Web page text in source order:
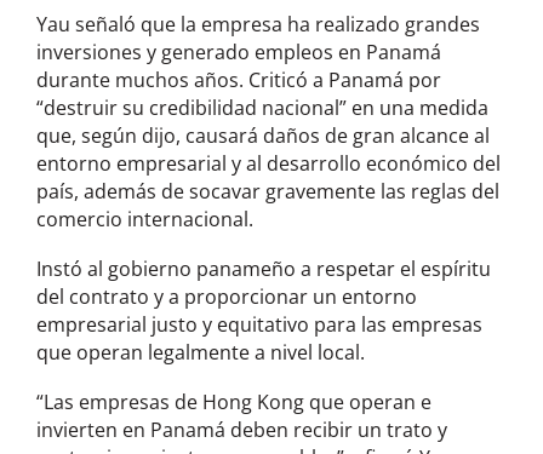
Yau señaló que la empresa ha realizado grandes
inversiones y generado empleos en Panamá
durante muchos años. Criticó a Panamá por
“destruir su credibilidad nacional” en una medida
que, según dijo, causará daños de gran alcance al
entorno empresarial y al desarrollo económico del
país, además de socavar gravemente las reglas del
comercio internacional.
Instó al gobierno panameño a respetar el espíritu
del contrato y a proporcionar un entorno
empresarial justo y equitativo para las empresas
que operan legalmente a nivel local.
“Las empresas de Hong Kong que operan e
invierten en Panamá deben recibir un trato y